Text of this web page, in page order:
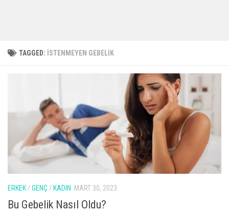
TAGGED: İSTENMEYEN GEBELIK
ERKEK/GENÇ / KADIN MART 30, 2023
Bu Gebelik Nasıl Oldu?